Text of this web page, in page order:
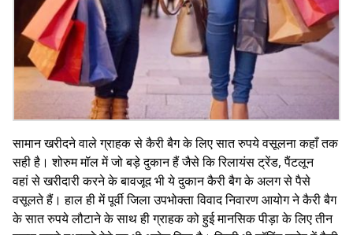
सामान खरीदने वाले ग्राहक से कैरी बैग के लिए सात रुपये वसूलना कहाँ तक
सही है। शोरुम मॉल में जो बड़े दुकान हैं जैसे कि रिलायंस ट्रेंड, पैंटलून
वहांसे खरीदारी करने के बावजूद भी ये दुकान कैरी बैग के अलग से पैसे
वसूलते हैं। हाल ही में पूर्वी जिला उपभोक्ता विवाद निवारण आयोग ने कैरी बैग
के सात रुपये लौटाने के साथ ही ग्राहक को हुई मानसिक पीड़ा के लिए तीन